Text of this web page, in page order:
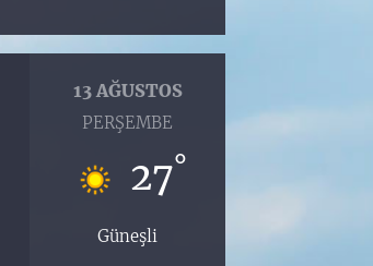
13 AĞUSTOS
PERŞEMBE
27°
Güneşli